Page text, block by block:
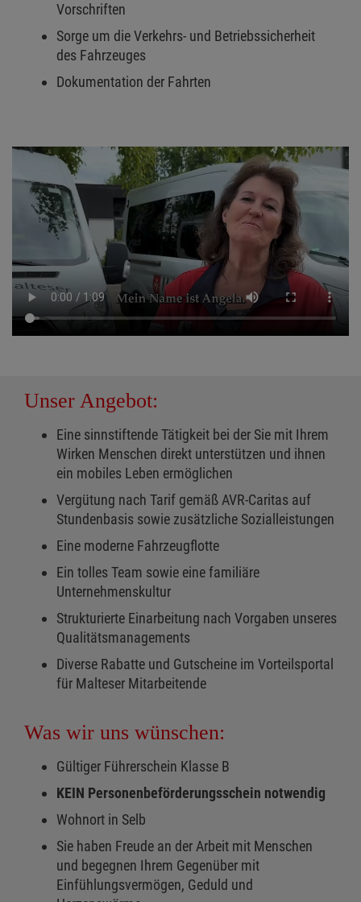
Vorschriften
Sorge um die Verkehrs- und Betriebssicherheit
des Fahrzeuges
Dokumentation der Fahrten
Unser Angebot:
Eine sinnstiftende Tätigkeit bei der Sie mit Ihrem
Wirken Menschen direkt unterstützen und ihnen
ein mobiles Leben ermöglichen
Vergütung nach Tarif gemäß AVR-Caritas auf
Stundenbasis sowie zusätzliche Sozialleistungen
Eine moderne Fahrzeugflotte
Ein tolles Team sowie eine familiäre
Unternehmenskultur
Strukturierte Einarbeitung nach Vorgaben unseres
Qualitätsmanagements
Diverse Rabatte und Gutscheine im Vorteilsportal
für Malteser Mitarbeitende
Was wir uns wünschen:
Gültiger Führerschein Klasse B
KEIN Personenbeförderungsschein notwendig
Wohnort in Selb
Sie haben Freude an der Arbeit mit Menschen
und begegnen Ihrem Gegenüber mit
Einfühlungsvermögen, Geduld und